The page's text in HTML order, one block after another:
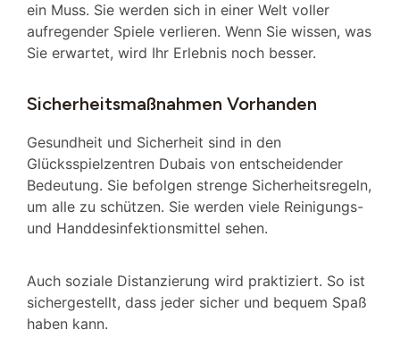
ein Muss. Sie werden sich in einer Welt voller
aufregender Spiele verlieren. Wenn Sie wissen, was
Sie erwartet, wird Ihr Erlebnis noch besser.
Sicherheitsmaßnahmen Vorhanden
Gesundheit und Sicherheit sind in den
Glücksspielzentren Dubais von entscheidender
Bedeutung. Sie befolgen strenge Sicherheitsregeln,
um alle zu schützen. Sie werden viele Reinigungs-
und Handdesinfektionsmittel sehen.
Auch soziale Distanzierung wird praktiziert. So ist
sichergestellt, dass jeder sicher und bequem Spaß
haben kann.